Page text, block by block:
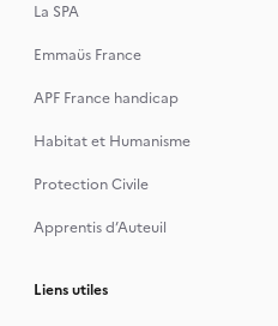
La SPA
Emmaüs France
APF France handicap
Habitat et Humanisme
Protection Civile
Apprentis d’Auteuil
Liens utiles